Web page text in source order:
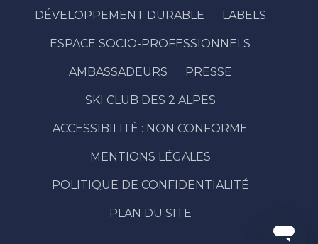
DÉVELOPPEMENT DURABLE LABELS
ESPACE SOCIO-PROFESSIONNELS
AMBASSADEURS PRESSE
SKI CLUB DES 2 ALPES
ACCESSIBILITÉ : NON CONFORME
MENTIONS LÉGALES
POLITIQUE DE CONFIDENTIALITÉ
PLAN DU SITE